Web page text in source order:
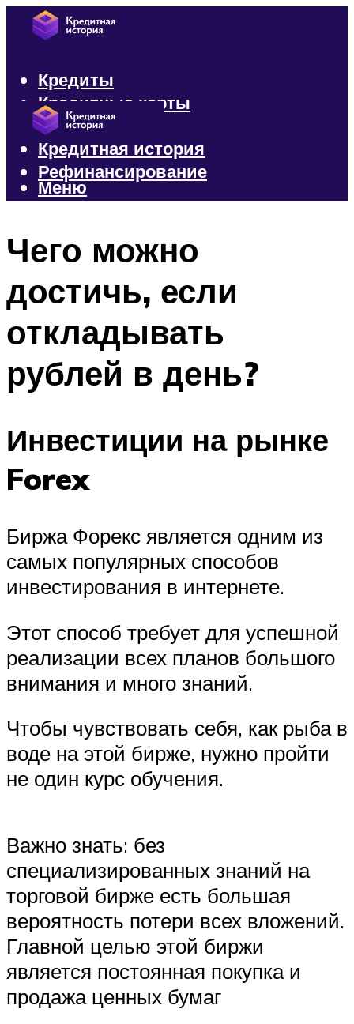
Кредиты
Кредитные карты
Микрозаймы
Кредитная история
Рефинансирование
Меню
Чего можно
достичь, если
откладывать
рублей в день?
Инвестиции на рынке
Forex
Биржа Форекс является одним из
самых популярных способов
инвестирования в интернете.
Этот способ требует для успешной
реализации всех планов большого
внимания и много знаний.
Чтобы чувствовать себя, как рыба в
воде на этой бирже, нужно пройти
не один курс обучения.
Важно знать: без
специализированных знаний на
торговой бирже есть большая
вероятность потери всех вложений.
Главной целью этой биржи
является постоянная покупка и
продажа ценных бумаг